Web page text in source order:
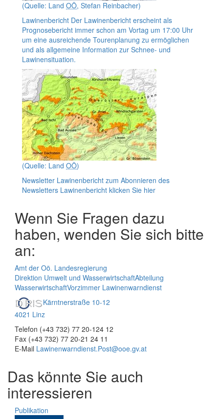
(Quelle: Land OÖ, Stefan Reinbacher)
Lawinenbericht Der Lawinenbericht erscheint als
Prognosebericht immer schon am Vortag um 17:00 Uhr
um eine ausreichende Tourenplanung zu ermöglichen
und als allgemeine Information zur Schnee- und
Lawinensituation.
(Quelle: Land OÖ)
Newsletter Lawinenbericht zum Abonnieren des
Newsletters Lawinenbericht klicken Sie hier
Wenn Sie Fragen dazu
haben, wenden Sie sich bitte
an:
Amt der Oö. Landesregierung
Direktion Umwelt und WasserwirtschaftAbteilung
WasserwirtschaftVorzimmer Lawinenwarndienst
Kärntnerstraße 10-12
4021 Linz
Telefon (+43 732) 77 20-124 12
Fax (+43 732) 77 20-21 24 11
E-Mail Lawinenwarndienst.Post@ooe.gv.at
Das könnte Sie auch
interessieren
Publikation